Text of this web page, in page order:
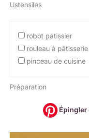
Ustensiles
robot patissier
rouleau à pâtisserie
pinceau de cuisine
Préparation
Épingler